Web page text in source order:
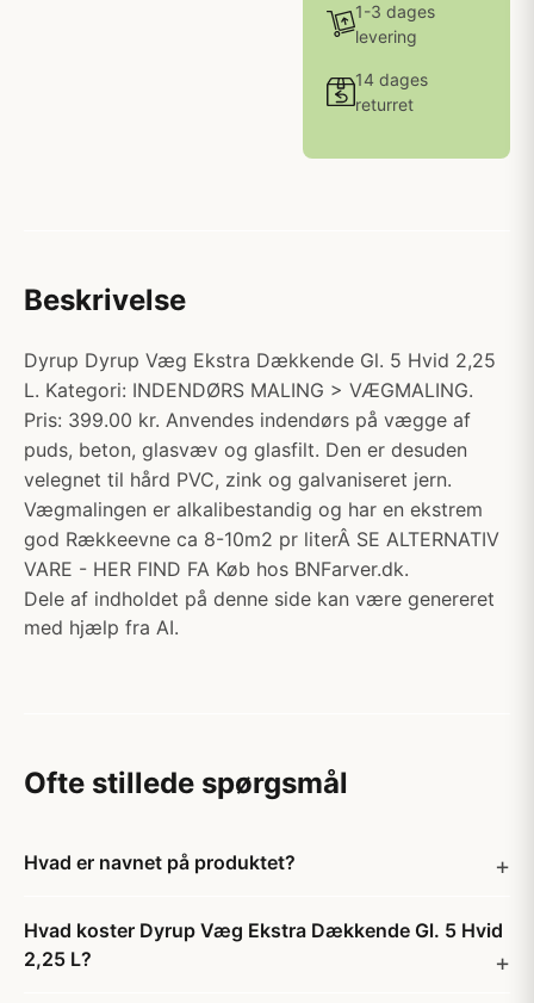
1-3 dages
levering
14 dages
returret
Beskrivelse
Dyrup Dyrup Væg Ekstra Dækkende Gl. 5 Hvid 2,25
L. Kategori: INDENDØRS MALING > VÆGMALING.
Pris: 399.00 kr. Anvendes indendørs på vægge af
puds, beton, glasvæv og glasfilt. Den er desuden
velegnet til hård PVC, zink og galvaniseret jern.
Vægmalingen er alkalibestandig og har en ekstrem
god Rækkeevne ca 8-10m2 pr literÂ SE ALTERNATIV
VARE - HER FIND FA Køb hos BNFarver.dk.
Dele af indholdet på denne side kan være genereret
med hjælp fra AI.
Ofte stillede spørgsmål
Hvad er navnet på produktet?
Hvad koster Dyrup Væg Ekstra Dækkende Gl. 5 Hvid
2,25 L?